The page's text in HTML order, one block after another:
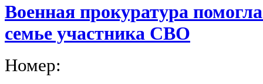
Военная прокуратура
семье участника СВО
Номер: